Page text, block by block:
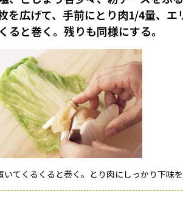
を広げて、手前にとり肉1/4量、
と巻く。残りも同様にする。
てくるくると巻く。とり肉にしっかり下味